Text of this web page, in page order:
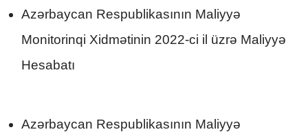
Azərbaycan Respublikasının Maliyyə
Monitorinqi Xidmətinin 2022-ci il üzrə Maliyyə
Hesabatı
Azərbaycan Respublikasının Maliyyə